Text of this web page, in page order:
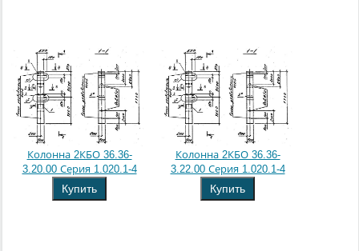
Колонна 2КБО 36.36-
3.20.00 Серия 1.020.1-4
Купить
Колонна 2КБО 36.36-
3.22.00 Серия 1.020.1-4
Купить